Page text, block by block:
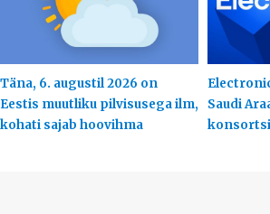
Täna, 6. augustil 2026 on
Eestis muutliku pilvisusega ilm,
kohati sajab hoovihma
Saudi